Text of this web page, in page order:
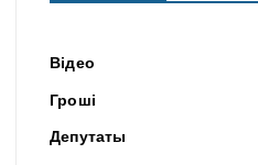
Відео
Гроші
Депутаты